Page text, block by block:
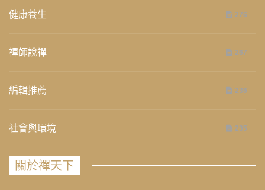
健康養生 276
禪師說禪 267
編輯推薦 236
社會與環境 235
關於禪天下